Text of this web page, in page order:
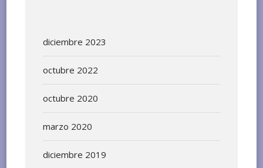
diciembre 2023
octubre 2022
octubre 2020
marzo 2020
diciembre 2019